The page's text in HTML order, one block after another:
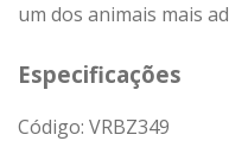
um dos animais mais
Especificações
Código: VRBZ349